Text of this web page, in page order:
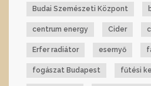
Budai Szemészeti Központ
centrum energy Cider
Erfer radiátor esernyő
fogászat Budapest fűtési